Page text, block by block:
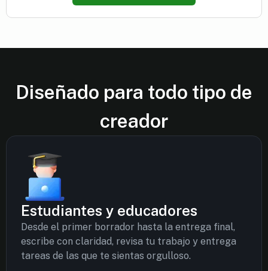
Diseñado para todo tipo de
creador
Estudiantes y educadores
Desde el primer borrador hasta la entrega final,
escribe con claridad, revisa tu trabajo y entrega
tareas de las que te sientas orgulloso.